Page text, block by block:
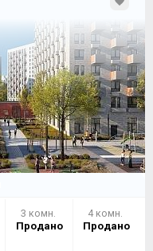
3 комн.
Продано
4 комн.
Продано